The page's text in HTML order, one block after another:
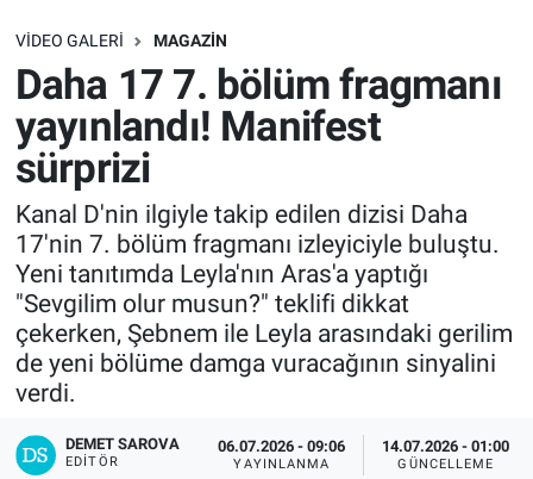
VIDEO GALERI MAGAZIN
Daha 17 7. bölüm fragmanı
yayınlandı! Manifest
sürprizi
Kanal D'nin ilgiyle takip edilen dizisi Daha
17'nin 7. bölüm fragmanı izleyiciyle buluştu.
Yeni tanıtımda Leyla'nın Aras'a yaptığı
"Sevgilim olur musun?" teklifi dikkat
çekerken, Şebnem ile Leyla arasındaki gerilim
de yeni bölüme damga vuracağının sinyalini
verdi.
DEMET SAROVA
EDITÖR
06.07.2026 - 09:06
YAYINLANMA
14.07.2026 - 01:00
GÜNCELLEME
SAĞLIK
EKONOMİ
EĞİTİM
ÖZEL HABER
Keşfet
ASTROLOJİ
MANŞET
RESMİ İLANLAR